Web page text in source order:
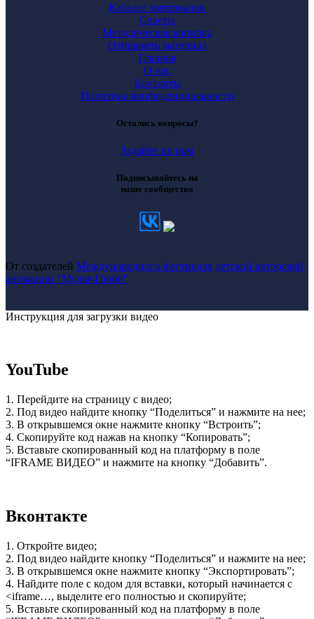
Каталог материалов
Советы
Методическая копилка
Отправить материал
Главная
О нас
Контакты
Политика конфиденциальности
Остались вопросы?
Задайте их нам
Подписывайтесь на
наше сообщество
От создателей Международного фестиваля детской авторской
анимации "Мульт-Горой"
Инструкция для загрузки видео
YouTube
1. Перейдите на страницу с видео;
2. Под видео найдите кнопку “Поделиться” и нажмите на нее;
3. В открывшемся окне нажмите кнопку “Встроить”;
4. Скопируйте код нажав на кнопку “Копировать”;
5. Вставьте скопированный код на платформу в поле
“IFRAME ВИДЕО” и нажмите на кнопку “Добавить”.
Вконтакте
1. Откройте видео;
2. Под видео найдите кнопку “Поделиться” и нажмите на нее;
3. В открывшемся окне нажмите кнопку “Экспортировать”;
4. Найдите поле с кодом для вставки, который начинается с
<iframe…, выделите его полностью и скопируйте;
5. Вставьте скопированный код на платформу в поле